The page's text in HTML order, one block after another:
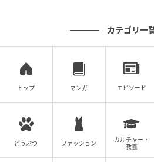
はどのような素材でできて
A. 魚肉と米粉を練りあわせて
ローストしたアーモンドを組み
です。
ノンフライ製法で仕上げており
カテゴリ一
トップ マンガ エピソード
どうぶつ ファッション
カルチャー・
教養